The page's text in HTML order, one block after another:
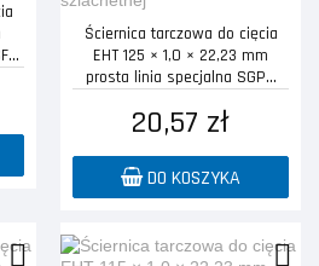
Ściernica tarczowa do cięcia
EHT 125 × 1,0 × 22,23 mm
prosta linia specjalna SGP...
20,57 zł
DO KOSZYKA